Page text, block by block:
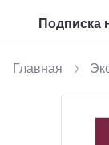
Подписка
Главная